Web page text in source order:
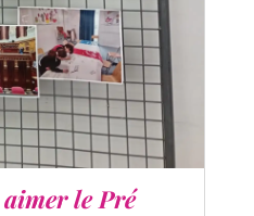
aimer le Pré